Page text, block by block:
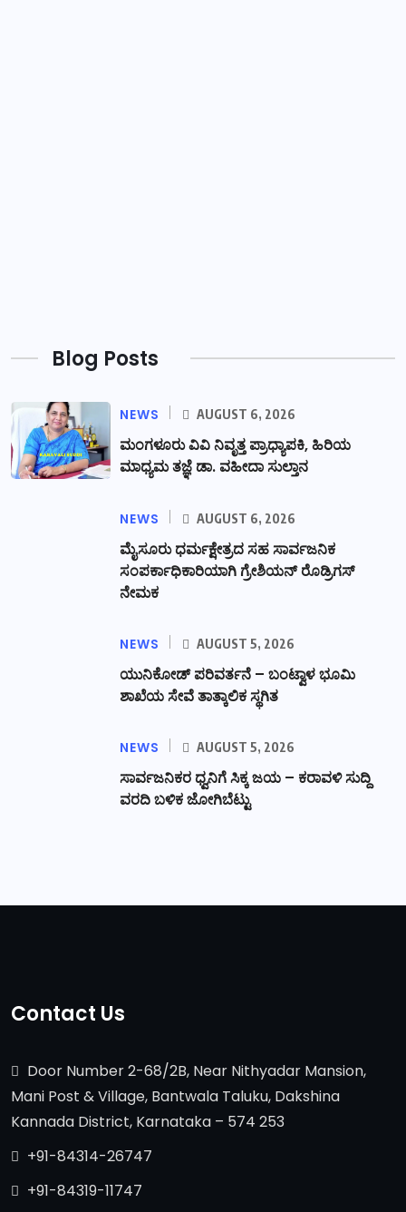
Blog Posts
NEWS AUGUST 6, 2026
ಮಂಗಳೂರು ವಿವಿ ನಿವೃತ್ತ ಪ್ರಾಧ್ಯಾಪಕಿ, ಹಿರಿಯ
ಮಾಧ್ಯಮ ತಜ್ಞೆ ಡಾ. ವಹೀದಾ ಸುಲ್ತಾನ
NEWS AUGUST 6, 2026
ಮೈಸೂರು ಧರ್ಮಕ್ಷೇತ್ರದ ಸಹ ಸಾರ್ವಜನಿಕ
ಸಂಪರ್ಕಾಧಿಕಾರಿಯಾಗಿ ಗ್ರೇಶಿಯನ್ ರೊಡ್ರಿಗಸ್
ನೇಮಕ
NEWS AUGUST 5, 2026
ಯುನಿಕೋಡ್ ಪರಿವರ್ತನೆ – ಬಂಟ್ವಾಳ ಭೂಮಿ
ಶಾಖೆಯ ಸೇವೆ ತಾತ್ಕಾಲಿಕ ಸ್ಥಗಿತ
NEWS AUGUST 5, 2026
ಸಾರ್ವಜನಿಕರ ಧ್ವನಿಗೆ ಸಿಕ್ಕ ಜಯ – ಕರಾವಳಿ ಸುದ್ದಿ
ವರದಿ ಬಳಿಕ ಜೋಗಿಬೆಟ್ಟು
Contact Us
Door Number 2-68/2B, Near Nithyadar Mansion,
Mani Post & Village, Bantwala Taluku, Dakshina
Kannada District, Karnataka – 574 253
+91-84314-26747
+91-84319-11747